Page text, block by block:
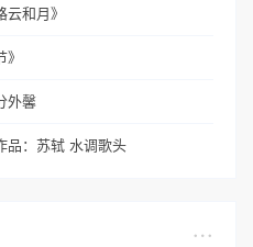
和月》
外馨
品：苏轼 水调歌头